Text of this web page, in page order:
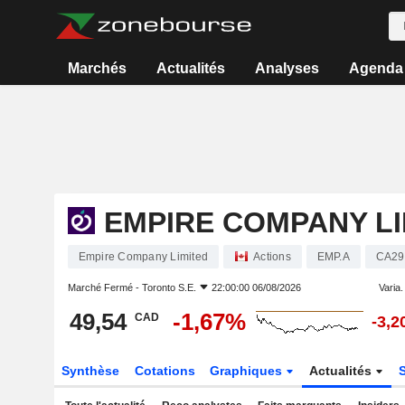
Marchés Actualités Analyses Agenda
EMPIRE COMPANY
Empire Company Limited Actions EMP.A
Marché Fermé - Toronto S.E. 22:00:00 06/08/2026 Varia.
49,54 CAD -1,67% -
Synthèse Cotations Graphiques Actualités